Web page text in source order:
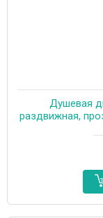
Душевая
раздвижная,